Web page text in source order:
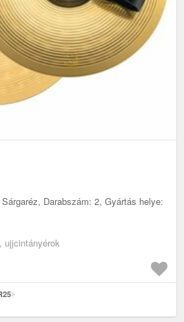
Darabszám: 2, Gyártás helye:
ujjcintányérok